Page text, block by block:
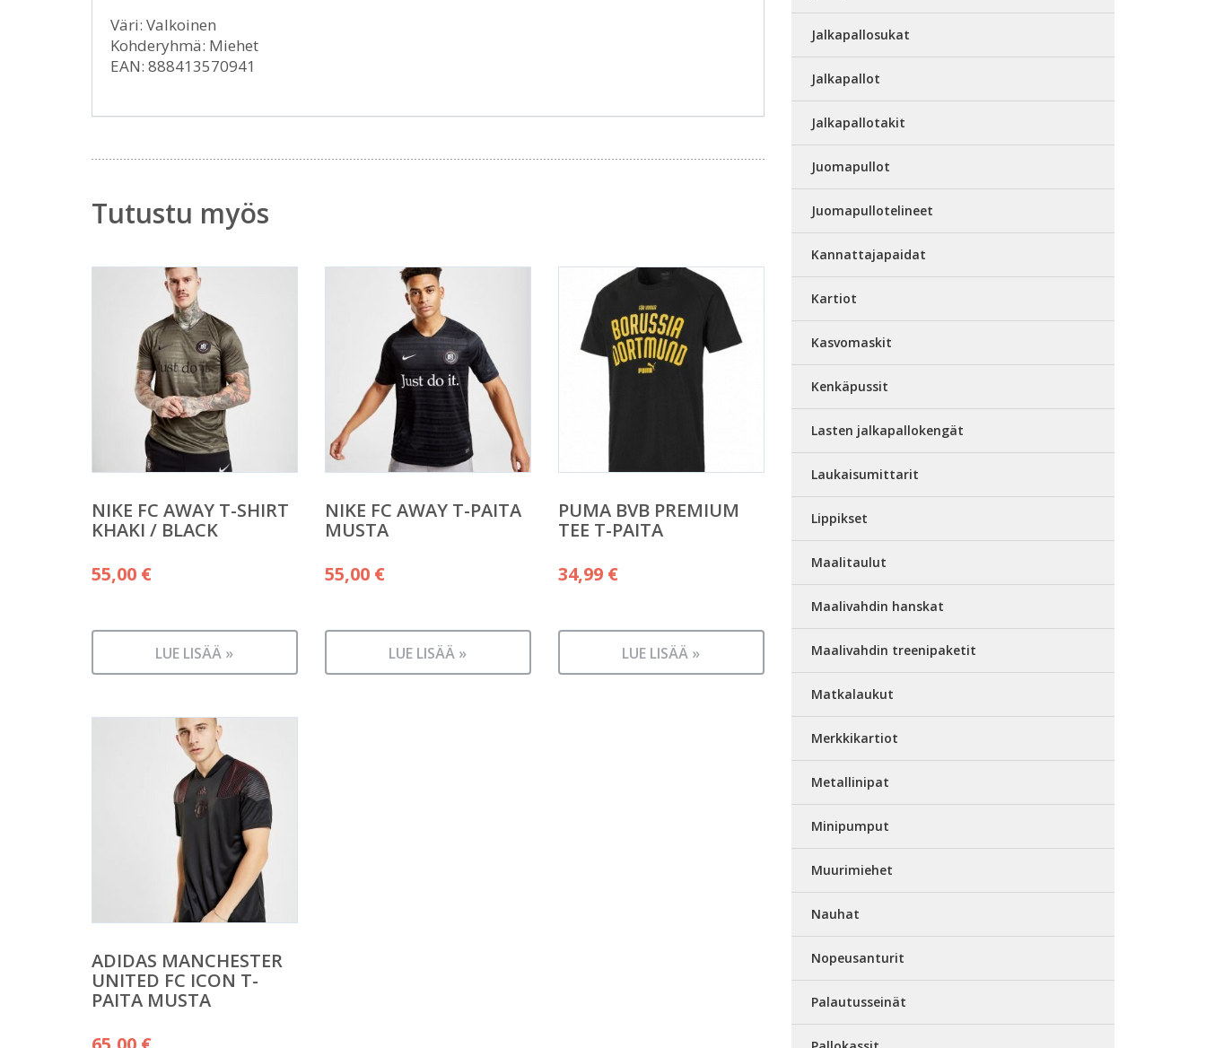
Väri: Valkoinen
Kohderyhmä: Miehet
EAN: 888413570941
Tutustu myös
NIKE FC AWAY T-SHIRT
KHAKI / BLACK
55,00 €
LUE LISÄÄ »
NIKE FC AWAY T-PAITA
MUSTA
55,00 €
LUE LISÄÄ »
PUMA BVB PREMIUM
TEE T-PAITA
34,99 €
LUE LISÄÄ »
ADIDAS MANCHESTER
UNITED FC ICON T-
PAITA MUSTA
Jalkapallosukat
Jalkapallot
Jalkapallotakit
Juomapullot
Juomapullotelineet
Kannattajapaidat
Kartiot
Kasvomaskit
Kenkäpussit
Lasten jalkapallokengät
Laukaisumittarit
Lippikset
Maalitaulut
Maalivahdin hanskat
Maalivahdin treenipaketit
Matkalaukut
Merkkikartiot
Metallinipat
Minipumput
Muurimiehet
Nauhat
Nopeusanturit
Palautusseinät